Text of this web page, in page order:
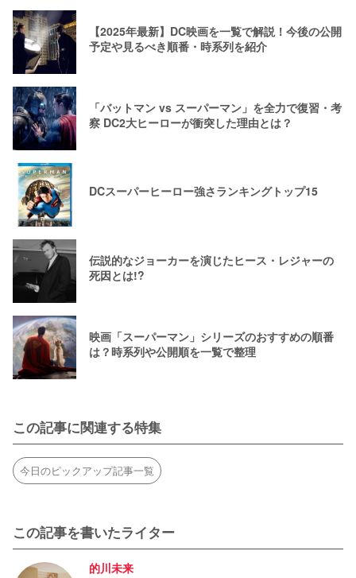
【2025年最新】DC映画を一覧で解説！今後の公開
予定や見るべき順番・時系列を紹介
「バットマン vs スーパーマン」を全力で復習・考
察 DC2大ヒーローが衝突した理由とは？
DCスーパーヒーロー強さランキングトップ15
伝説的なジョーカーを演じたヒース・レジャーの
死因とは!?
映画「スーパーマン」シリーズのおすすめの順番
は？時系列や公開順を一覧で整理
この記事に関連する特集
今日のピックアップ記事一覧
この記事を書いたライター
的川未来